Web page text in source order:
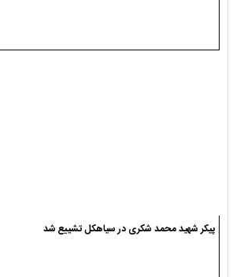
پیکر شهید محمد شکری در سیاهکل تشییع شد